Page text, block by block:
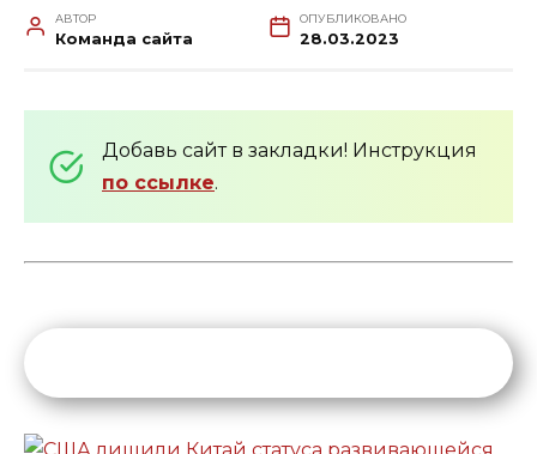
АВТОР
Команда сайта
ОПУБЛИКОВАНО
28.03.2023
Добавь сайт в закладки! Инструкция
по ссылке.